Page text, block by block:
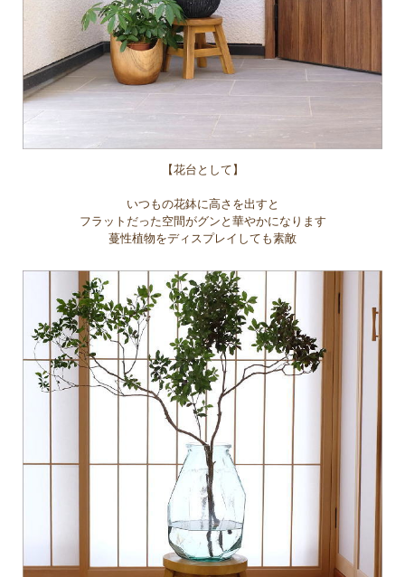
【花台として】
いつもの花鉢に高さを出すと
フラットだった空間がグンと華やかになります
蔓性植物をディスプレイしても素敵